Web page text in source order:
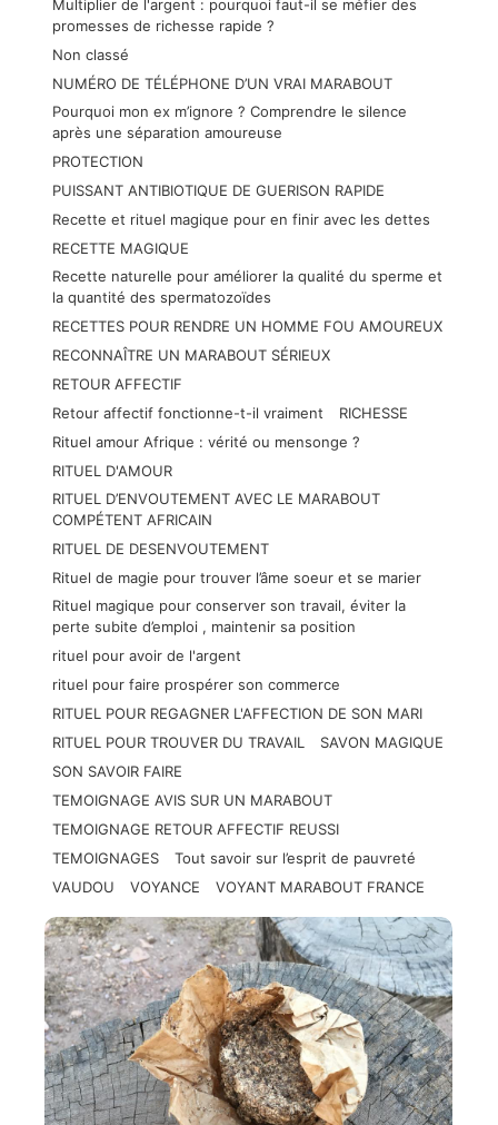
Multiplier de l'argent : pourquoi faut-il se méfier des
promesses de richesse rapide ?
Non classé
NUMÉRO DE TÉLÉPHONE D’UN VRAI MARABOUT
Pourquoi mon ex m’ignore ? Comprendre le silence
après une séparation amoureuse
PROTECTION
PUISSANT ANTIBIOTIQUE DE GUERISON RAPIDE
Recette et rituel magique pour en finir avec les dettes
RECETTE MAGIQUE
Recette naturelle pour améliorer la qualité du sperme et
la quantité des spermatozoïdes
RECETTES POUR RENDRE UN HOMME FOU AMOUREUX
RECONNAÎTRE UN MARABOUT SÉRIEUX
RETOUR AFFECTIF
Retour affectif fonctionne-t-il vraiment
RICHESSE
Rituel amour Afrique : vérité ou mensonge ?
RITUEL D'AMOUR
RITUEL D’ENVOUTEMENT AVEC LE MARABOUT
COMPÉTENT AFRICAIN
RITUEL DE DESENVOUTEMENT
Rituel de magie pour trouver l’âme soeur et se marier
Rituel magique pour conserver son travail, éviter la
perte subite d’emploi , maintenir sa position
rituel pour avoir de l'argent
rituel pour faire prospérer son commerce
RITUEL POUR REGAGNER L'AFFECTION DE SON MARI
RITUEL POUR TROUVER DU TRAVAIL
SAVON MAGIQUE
SON SAVOIR FAIRE
TEMOIGNAGE AVIS SUR UN MARABOUT
TEMOIGNAGE RETOUR AFFECTIF REUSSI
TEMOIGNAGES
Tout savoir sur l’esprit de pauvreté
VAUDOU
VOYANCE VOYANT MARABOUT FRANCE